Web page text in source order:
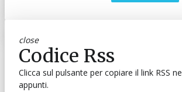
close
Codice Rss
Clicca sul pulsante per copiare il link RSS
appunti.